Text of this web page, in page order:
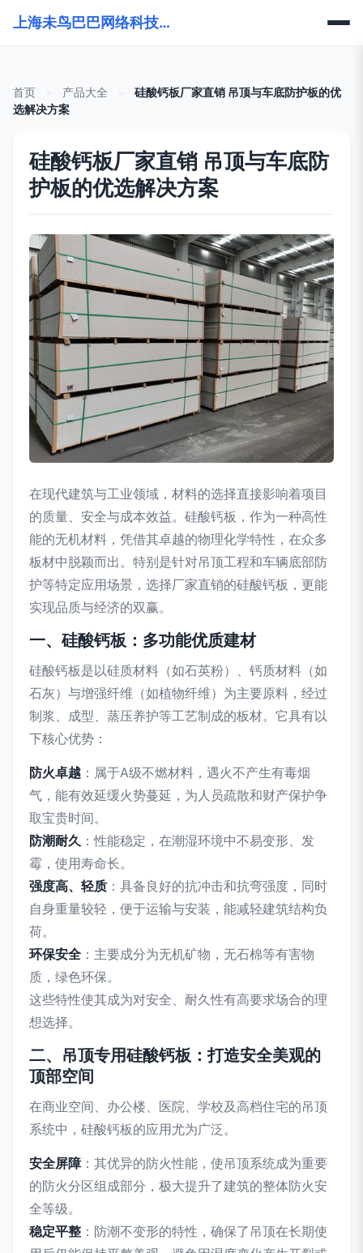
上海未鸟巴巴网络科技有限公司
首页 产品大全
硅酸钙板厂家直销 吊顶与车底防护板的优
选解决方案
硅酸钙板厂家直销 吊顶与车底防
护板的优选解决方案
在现代建筑与工业领域，材料的选择直接影响着项目
的质量、安全与成本效益。硅酸钙板，作为一种高性
能的无机材料，凭借其卓越的物理化学特性，在众多
板材中脱颖而出。特别是针对吊顶工程和车辆底部防
护等特定应用场景，选择厂家直销的硅酸钙板，更能
实现品质与经济的双赢。
一、硅酸钙板：多功能优质建材
硅酸钙板是以硅质材料（如石英粉）、钙质材料（如
石灰）与增强纤维（如植物纤维）为主要原料，经过
制浆、成型、蒸压养护等工艺制成的板材。它具有以
下核心优势：
防火卓越 ：属于A级不燃材料，遇火不产生有毒烟
气，能有效延缓火势蔓延，为人员疏散和财产保护争
取宝贵时间。
防潮耐久 ：性能稳定，在潮湿环境中不易变形、发
霉，使用寿命长。
强度高、轻质 ：具备良好的抗冲击和抗弯强度，同时
自身重量较轻，便于运输与安装，能减轻建筑结构负
荷。
环保安全 ：主要成分为无机矿物，无石棉等有害物
质，绿色环保。
这些特性使其成为对安全、耐久性有高要求场合的理
想选择。
二、吊顶专用硅酸钙板：打造安全美观的
顶部空间
在商业空间、办公楼、医院、学校及高档住宅的吊顶
系统中，硅酸钙板的应用尤为广泛。
安全屏障：其优异的防火性能，使吊顶系统成为重要
的防火分区组成部分，极大提升了建筑的整体防火安
全等级。
稳定平整 ：防潮不变形的特性，确保了吊顶在长期使